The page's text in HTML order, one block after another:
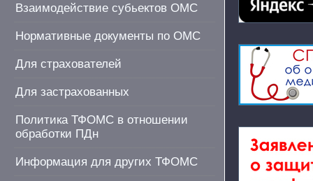
Взаимодействие субьектов ОМС
Нормативные документы по ОМС
Для страхователей
Для застрахованных
Политика ТФОМС в отношении
обработки ПДн
Информация для других ТФОМС